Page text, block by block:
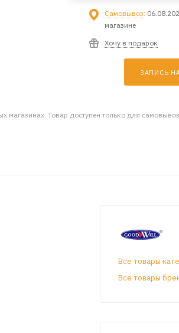
Самовывоз:
магазине
Хочу в подарок
ЗАПИСЬ
магазинах. Товар доступен только для
Все товары
Все товары